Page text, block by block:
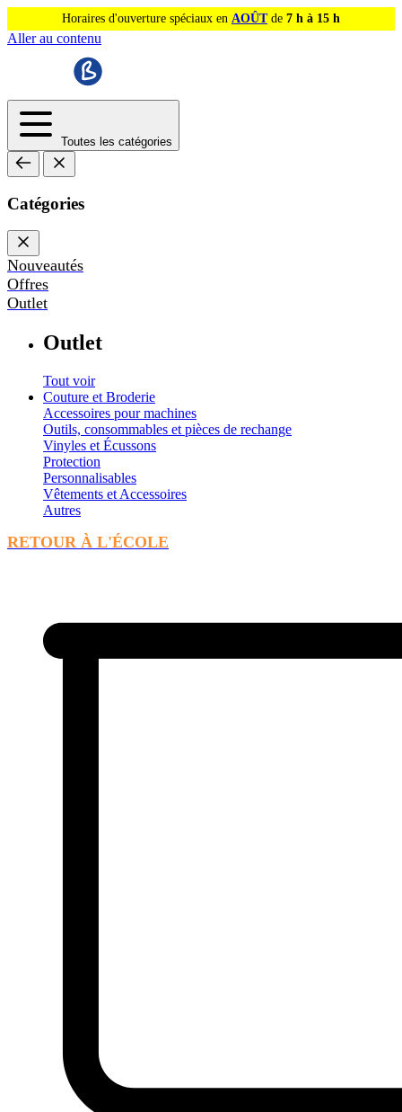
Horaires d'ouverture spéciaux en AOÛTde 7 h à 15 h
Aller au contenu
Toutes les catégories
Catégories
Nouveautés
Offres
Outlet
Outlet
Tout voir
Couture et Broderie
Accessoires pour machines
Outils, consommables et pièces de rechange
Vinyles et Écussons
Protection
Personnalisables
Vêtements et Accessoires
Autres
RETOUR À L'ÉCOLE